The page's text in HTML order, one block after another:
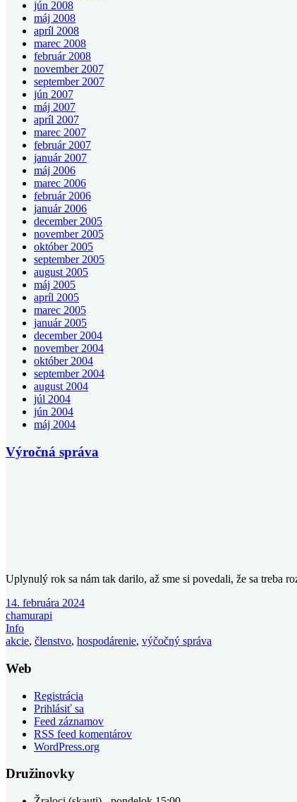
jún 2008
máj 2008
apríl 2008
marec 2008
február 2008
november 2007
september 2007
jún 2007
máj 2007
apríl 2007
marec 2007
február 2007
január 2007
máj 2006
marec 2006
február 2006
január 2006
december 2005
november 2005
október 2005
september 2005
august 2005
máj 2005
apríl 2005
marec 2005
január 2005
december 2004
november 2004
október 2004
september 2004
august 2004
júl 2004
jún 2004
máj 2004
Výročná správa
Uplynulý rok sa nám tak darilo, až sme si povedali, že sa treba
14. februára 2024
chamurapi
Info
akcie, členstvo, hospodárenie, výčočný správa
Web
Registrácia
Prihlásiť sa
Feed záznamov
RSS feed komentárov
WordPress.org
Družinovky